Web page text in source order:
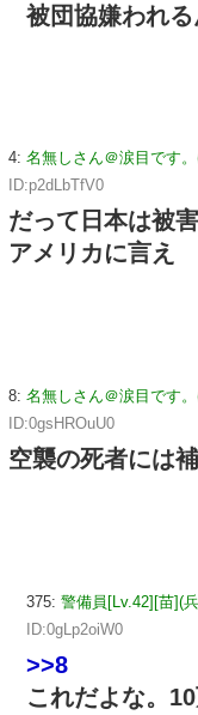
被団協嫌われる
4: 名無しさん＠涙目です
ID:p2dLbTfV0
だって日本は被
アメリカに言え
8: 名無しさん＠涙目です
ID:0gsHROuU0
空襲の死者には
375: 警備員[Lv.42][苗](
ID:0gLp2oiW0
>>8
これだよな。